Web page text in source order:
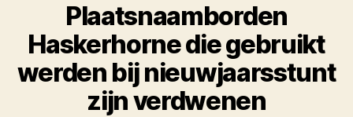
Plaatsnaamborden
Haskerhorne die gebruikt
werden bij nieuwjaarsstunt
zijn verdwenen